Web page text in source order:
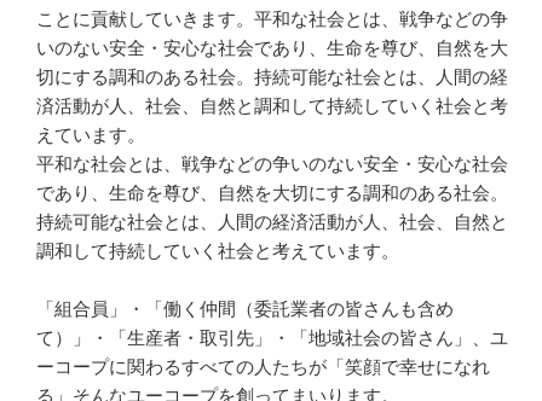
ことに貢献していきます。平和な社会とは、戦争などの争
いのない安全・安心な社会であり、生命を尊び、自然を大
切にする調和のある社会。持続可能な社会とは、人間の経
済活動が人、社会、自然と調和して持続していく社会と考
えています。
平和な社会とは、戦争などの争いのない安全・安心な社会
であり、生命を尊び、自然を大切にする調和のある社会。
持続可能な社会とは、人間の経済活動が人、社会、自然と
調和して持続していく社会と考えています。
「組合員」・「働く仲間（委託業者の皆さんも含め
て）」・「生産者・取引先」・「地域社会の皆さん」、ユ
ーコープに関わるすべての人たちが「笑顔で幸せになれ
る」そんなユーコープを創ってまいります。